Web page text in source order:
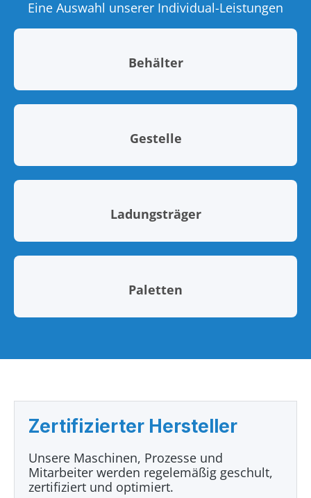
Eine Auswahl unserer Individual-Leistungen
Behälter
Gestelle
Ladungsträger
Paletten
Zertifizierter Hersteller
Unsere Maschinen, Prozesse und
Mitarbeiter werden regelemäßig geschult,
zertifiziert und optimiert.